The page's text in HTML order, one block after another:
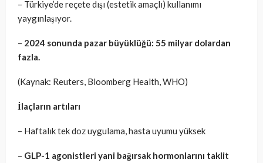
– Türkiye’de reçete dışı (estetik amaçlı) kullanımı
yaygınlaşıyor.
– 2024 sonunda pazar büyüklüğü: 55 milyar dolardan
fazla.
(Kaynak: Reuters, Bloomberg Health, WHO)
İlaçların artıları
– Haftalık tek doz uygulama, hasta uyumu yüksek
– GLP-1 agonistleri yani bağırsak hormonlarını taklit